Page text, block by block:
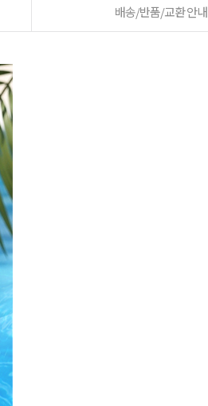
배송/반품/교환 안내